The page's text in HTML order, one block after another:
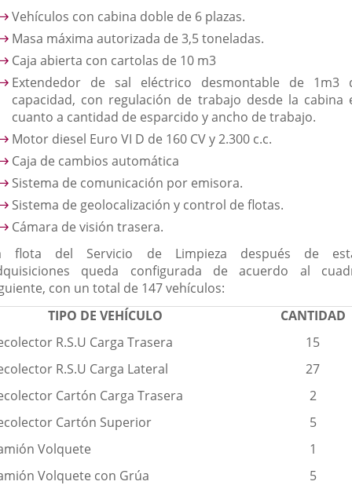
Vehículos con cabina doble de 6 plazas.
Masa máxima autorizada de 3,5 toneladas.
Caja abierta con cartolas de 10 m3
Extendedor de sal eléctrico desmontable de 1m3
capacidad, con regulación de trabajo desde la cabina
cuanto a cantidad de esparcido y ancho de trabajo.
Motor diesel Euro VI D de 160 CV y 2.300 c.c.
Caja de cambios automática
Sistema de comunicación por emisora.
Sistema de geolocalización y control de flotas.
Cámara de visión trasera.
flota del Servicio de Limpieza después de
queda configurada de acuerdo al
con un total de 147 vehículos:
TIPO DE VEHÍCULO
CANTIDAD
R.S.U Carga Trasera
15
R.S.U Carga Lateral
27
Cartón Carga Trasera
2
Cartón Superior
5
Volquete
1
Volquete con Grúa
5